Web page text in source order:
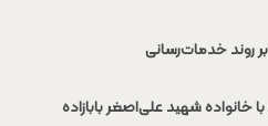
روند خدمات‌رسانی
خانواده شهید علی‌اصغر بابازاده